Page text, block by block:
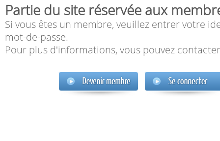
Partie du site réservée aux
Si vous êtes un membre, veuillez entrer votre
mot-de-passe.
Pour plus d'informations, vous pouvez